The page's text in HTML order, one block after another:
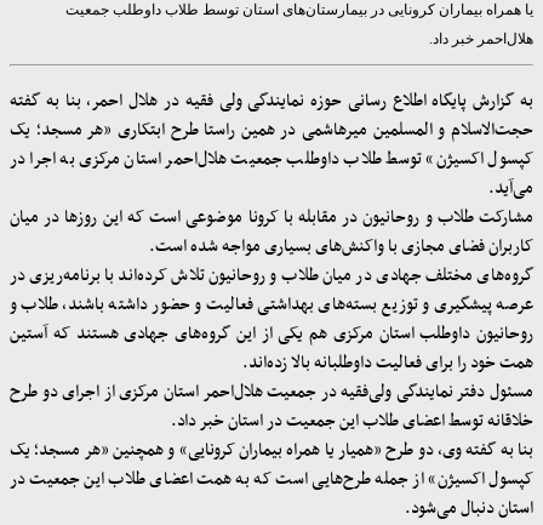
یا همراه بیماران کرونایی در بیمارستان‌های استان توسط طلاب داوطلب جمعیت
هلال‌احمر خبر داد.
به گزارش پایگاه اطلاع رسانی حوزه نمایندگی ولی فقیه در هلال احمر، بنا به گفته
حجت‌الاسلام‌ و المسلمین میرهاشمی در همین‌ راستا طرح ابتکاری «هر مسجد؛ یک
کپسول اکسیژن» توسط طلاب داوطلب جمعیت هلال‌احمر استان مرکزی به اجرا در
می‌آید.
مشارکت طلاب و روحانیون در مقابله با کرونا موضوعی است که این روزها در میان
کاربران فضای‌ مجازی با واکنش‌های بسیاری مواجه شده است.
گروه‌های مختلف جهادی در میان طلاب و روحانیون تلاش ‌کرده‌‌اند با برنامه‌ریزی در
عرصه پیشگیری و توزیع بسته‌های بهداشتی فعالیت و حضور داشته باشند، طلاب و
روحانیون داوطلب استان مرکزی هم یکی از این گروه‌های جهادی هستند که آستین
همت خود را برای فعالیت داوطلبانه بالا زده‌اند.
مسئول دفتر نمایندگی ولی‌فقیه در جمعیت هلال‌احمر استان مرکزی از اجرای دو طرح
خلاقانه توسط اعضای طلاب این جمعیت در استان خبر داد.
بنا به گفته وی، دو طرح «همیار یا همراه بیماران کرونایی» و همچنین «هر مسجد؛ یک
کپسول اکسیژن» از جمله ‌طرح‌هایی است که به همت اعضای طلاب این جمعیت در
استان دنبال می‌شود.